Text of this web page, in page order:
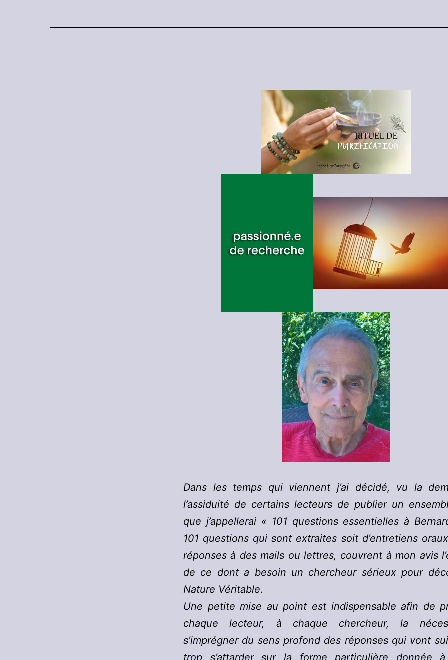
Dans les temps qui viennent j’ai décidé, vu la
l’assiduité de certains lecteurs de publier un
que j’appellerai « 101 questions essentielles à
101 questions qui sont extraites soit d’entretiens
réponses à des mails ou lettres, couvrent à mon avis
de ce dont a besoin un chercheur sérieux pour
Nature Véritable.
Une petite mise au point est indispensable afin de
chaque lecteur, à chaque chercheur, la
s’imprégner du sens profond des réponses qui vont